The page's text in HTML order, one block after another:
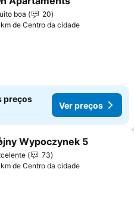
aos favoritos
boa
20
km de Centro da cidade
preços
Ver preços
aos favoritos
Wypoczynek 5
73
km de Centro da cidade